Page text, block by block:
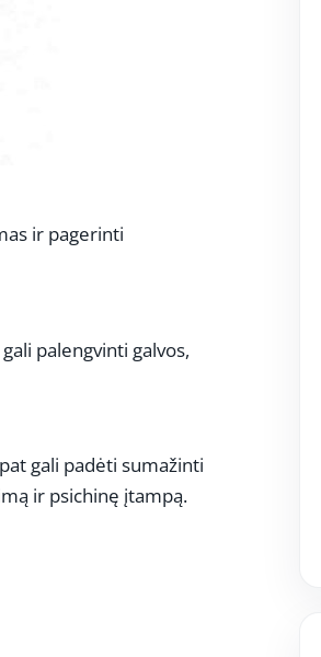
ir pagerinti
palengvinti galvos,
gali padėti sumažinti
ir psichinę įtampą.